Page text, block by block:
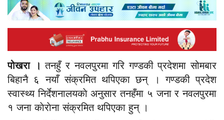
पोखरा । तनहुँ र नवलपुरमा गरि गण्डकी प्रदेशमा सोमबार
बिहानै ६ नयाँ संक्रमित थपिएका छन् । गण्डकी प्रदेश
स्वास्थ्य निर्देशनालयकाे अनुसार तनहँमा ५ जना र नवलपुरमा
१ जना काेराेना संक्रमित थपिएका हुन् ।